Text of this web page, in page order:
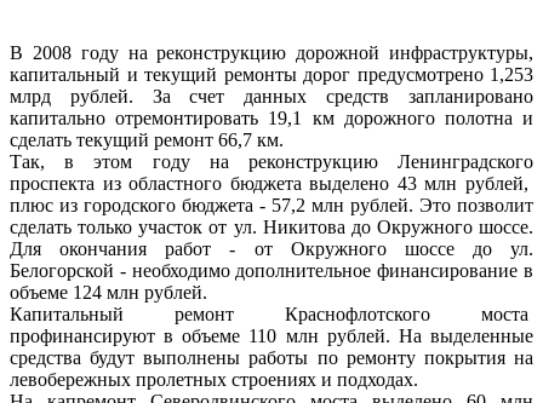
В 2008 году на реконструкцию дорожной инфраструктуры,
капитальный и текущий ремонты дорог предусмотрено 1,253
млрд рублей. За счет данных средств запланировано
капитально отремонтировать 19,1 км дорожного полотна и
сделать текущий ремонт 66,7 км.
Так, в этом году на реконструкцию Ленинградского
проспекта из областного бюджета выделено 43 млн рублей,
плюс из городского бюджета - 57,2 млн рублей. Это позволит
сделать только участок от ул. Никитова до Окружного шоссе.
Для окончания работ - от Окружного шоссе до ул.
Белогорской - необходимо дополнительное финансирование в
объеме 124 млн рублей.
Капитальный ремонт Краснофлотского моста
профинансируют в объеме 110 млн рублей. На выделенные
средства будут выполнены работы по ремонту покрытия на
левобережных пролетных строениях и подходах.